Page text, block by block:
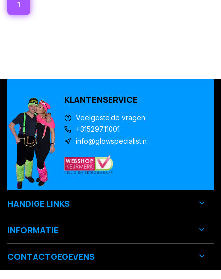
1
KLANTENSERVICE
Veelgestelde vragen
+31529711001
info@glowspecialist.nl
HANDIGE LINKS
INFORMATIE
CONTACTGEGEVENS